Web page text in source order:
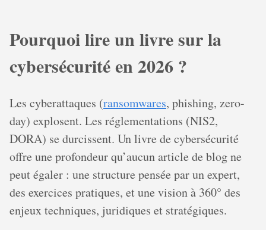
Pourquoi lire un livre sur la
cybersécurité en 2026 ?
Les cyberattaques (ransomwares, phishing, zero-
day) explosent. Les réglementations (NIS2,
DORA) se durcissent. Un livre de cybersécurité
offre une profondeur qu’aucun article de blog ne
peut égaler : une structure pensée par un expert,
des exercices pratiques, et une vision à 360° des
enjeux techniques, juridiques et stratégiques.